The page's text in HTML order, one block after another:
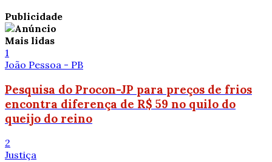
Publicidade
Mais lidas
1
João Pessoa - PB
Pesquisa do Procon-JP para preços de frios
encontra diferença de R$ 59 no quilo do
queijo do reino
2
Justiça